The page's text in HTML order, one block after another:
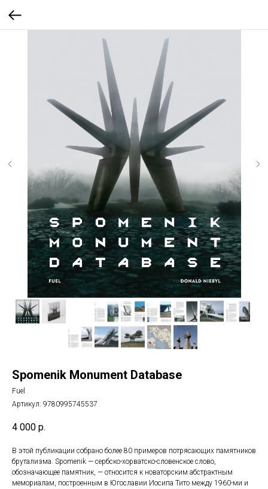
Spomenik Monument Database
Fuel
Артикул: 9780995745537
4 000 р.
В этой публикации собрано более 80 примеров потрясающих памятников
брутализма. Spomenik — сербско-хорватско-словенское слово,
обозначающее памятник, — относится к новаторским абстрактным
мемориалам, построенным в Югославии Иосипа Тито между 1960-ми и